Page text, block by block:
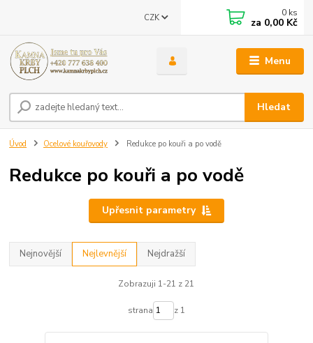
Menu
CZK
Hledat
0 ks
za 0,00 Kč
Úvod Ocelové kouřovody Redukce po kouři a po vodě
Redukce po kouři a po vodě
Upřesnit parametry
Nejnovější Nejlevnější Nejdražší
Zobrazuji 1-21 z 21
strana z 1